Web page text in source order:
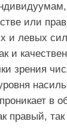
или
и левых сил
и
зрения
в
правый,